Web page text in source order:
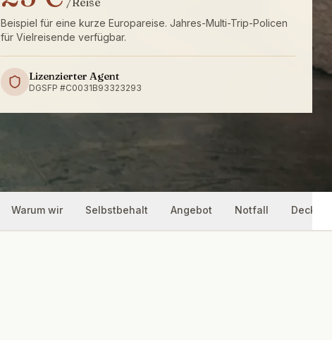
Beispiel für eine kurze Europareise. Jahres-Multi-Trip-Policen
für Vielreisende verfügbar.
Lizenzierter Agent
DGSFP #C0031B93323293
Warum wir Selbstbehalt Angebot Notfall